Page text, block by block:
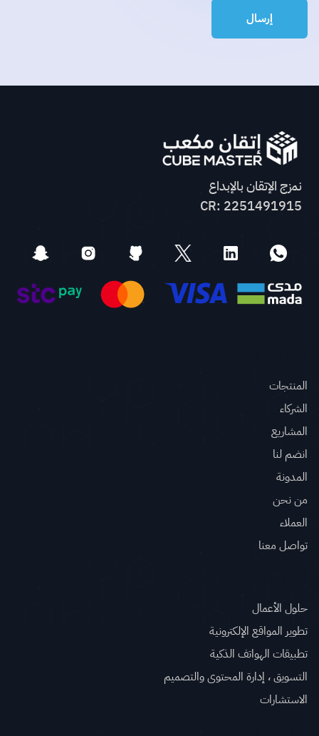
نمزج الإتقان بالإبداع
CR: 2251491915
المنتجات
الشركاء
المشاريع
انضم لنا
المدونة
من نحن
العملاء
تواصل معنا
حلول الأعمال
تطوير المواقع الإلكترونية
تطبيقات الهواتف الذكية
التسويق ، إدارة المحتوى والتصميم
الاستشارات